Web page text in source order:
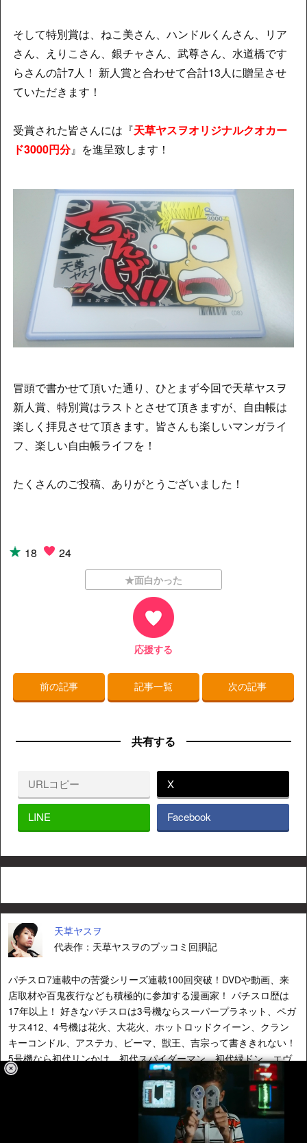
そして特別賞は、ねこ美さん、ハンドルくんさん、リア
さん、えりこさん、銀チャさん、武尊さん、水道橋です
らさんの計7人！ 新人賞と合わせて合計13人に贈呈させ
ていただきます！
受賞された皆さんには『天草ヤスヲオリジナルクオカー
ド3000円分』を進呈致します！
冒頭で書かせて頂いた通り、ひとまず今回で天草ヤスヲ
新人賞、特別賞はラストとさせて頂きますが、自由帳は
楽しく拝見させて頂きます。皆さんも楽しいマンガライ
フ、楽しい自由帳ライフを！
たくさんのご投稿、ありがとうございました！
18 24
★面白かった
応援する
前の記事 記事一覧 次の記事
共有する
URLコピー X
LINE Facebook
天草ヤスヲ
代表作：天草ヤスヲのブッコミ回胴記
パチスロ7連載中の苦愛シリーズ連載100回突破！DVDや動画、来
店取材や百鬼夜行なども積極的に参加する漫画家！ パチスロ歴は
17年以上！ 好きなパチスロは3号機ならスーパープラネット、ペガ
サス412、4号機は花火、大花火、ホットロッドクイーン、クラン
キーコンドル、アステカ、ビーマ、獣王、吉宗って書ききれない！
5号機なら初代リンかけ、初代スパイダーマン、初代緑ドン、エヴ
ァまご、バジ絆、ハナビなど！